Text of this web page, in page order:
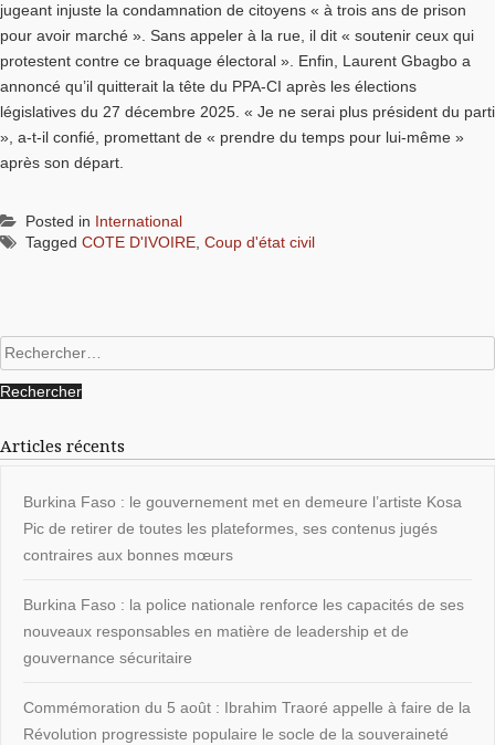
jugeant injuste la condamnation de citoyens « à trois ans de prison
pour avoir marché ». Sans appeler à la rue, il dit « soutenir ceux qui
protestent contre ce braquage électoral ». Enfin, Laurent Gbagbo a
annoncé qu’il quitterait la tête du PPA-CI après les élections
législatives du 27 décembre 2025. « Je ne serai plus président du parti
», a-t-il confié, promettant de « prendre du temps pour lui-même »
après son départ.
Posted in International
Tagged COTE D'IVOIRE, Coup d'état civil
Rechercher :
Articles récents
Burkina Faso : le gouvernement met en demeure l’artiste Kosa
Pic de retirer de toutes les plateformes, ses contenus jugés
contraires aux bonnes mœurs
Burkina Faso : la police nationale renforce les capacités de ses
nouveaux responsables en matière de leadership et de
gouvernance sécuritaire
Commémoration du 5 août : Ibrahim Traoré appelle à faire de la
Révolution progressiste populaire le socle de la souveraineté